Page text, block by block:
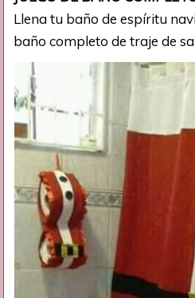
Llena tu baño de espíritu
baño completo de traje de